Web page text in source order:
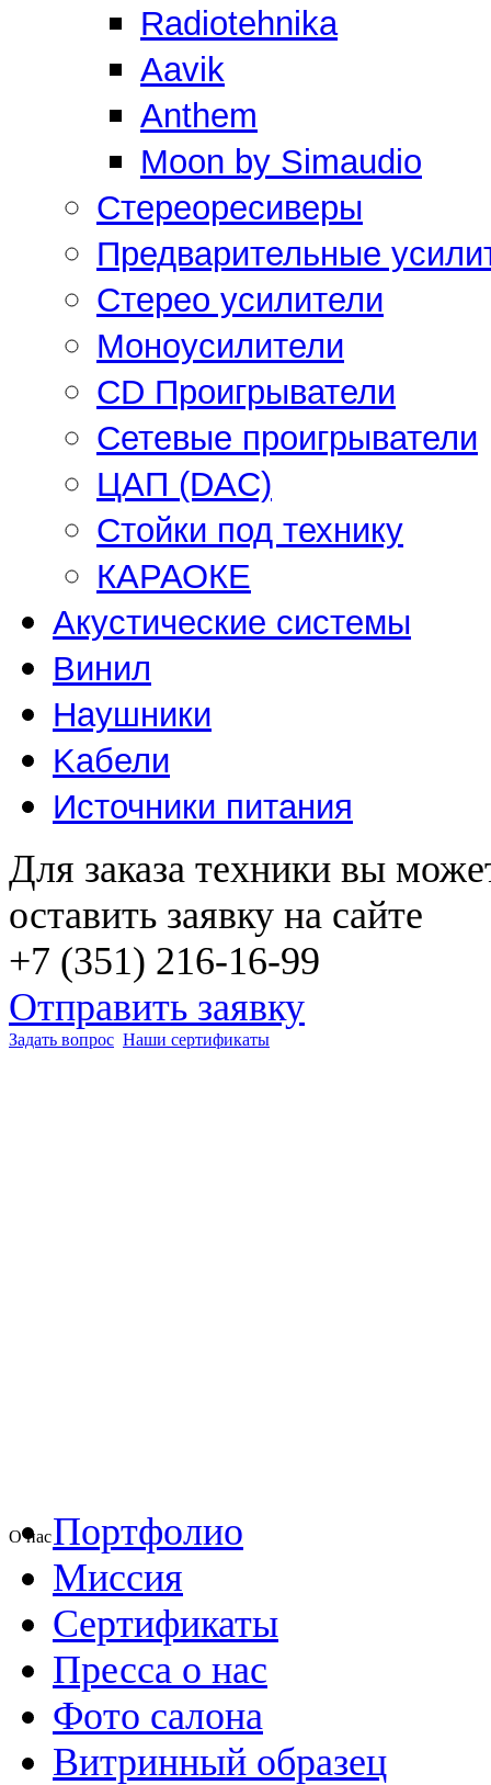
Radiotehnika
Aavik
Anthem
Moon by Simaudio
Стереоресиверы
Предварительные
Стерео усилители
Моноусилители
CD Проигрыватели
Сетевые проигрыватели
ЦАП (DAC)
Стойки под технику
КАРАОКЕ
Акустические системы
Винил
Наушники
Kабели
Источники питания
Для заказа техники вы
оставить заявку на сайте
+7 (351) 216-16-99
Отправить заявку
Задать вопрос Наши сертификаты
О насПортфолио
Миссия
Сертификаты
Пресса о нас
Фото салона
Витринный образец